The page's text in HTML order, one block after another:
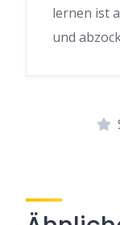
lernen ist
und